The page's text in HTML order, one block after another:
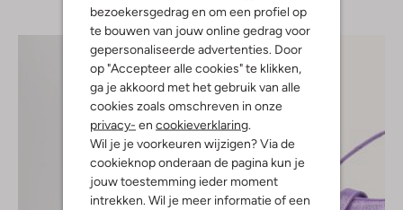
bezoekersgedrag en om een profiel op
te bouwen van jouw online gedrag voor
gepersonaliseerde advertenties. Door
op "Accepteer alle cookies" te klikken,
ga je akkoord met het gebruik van alle
cookies zoals omschreven in onze
privacy- en cookieverklaring
Wil je je voorkeuren wijzigen? Via de
cookieknop onderaan de pagina kun je
jouw toestemming ieder moment
intrekken. Wil je meer informatie of een